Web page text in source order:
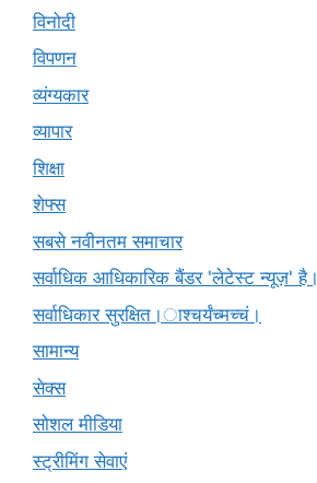
विनोदी
विपणन
व्यंग्यकार
व्यापार
शिक्षा
शेफ्स
सबसे नवीनतम समाचार
सर्वाधिक आधिकारिक बैंडर 'लेटेस्ट न्यूज़' है।
सर्वाधिकार सुरक्षित।ाश्चर्यंच्मच्चं।
सामान्य
सेक्स
सोशल मीडिया
स्ट्रीमिंग सेवाएं